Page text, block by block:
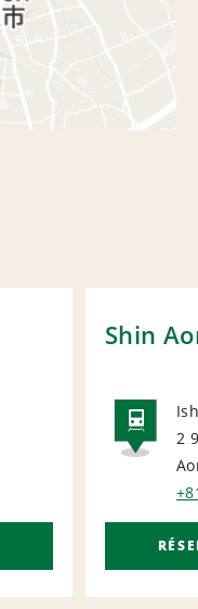
Shin
2